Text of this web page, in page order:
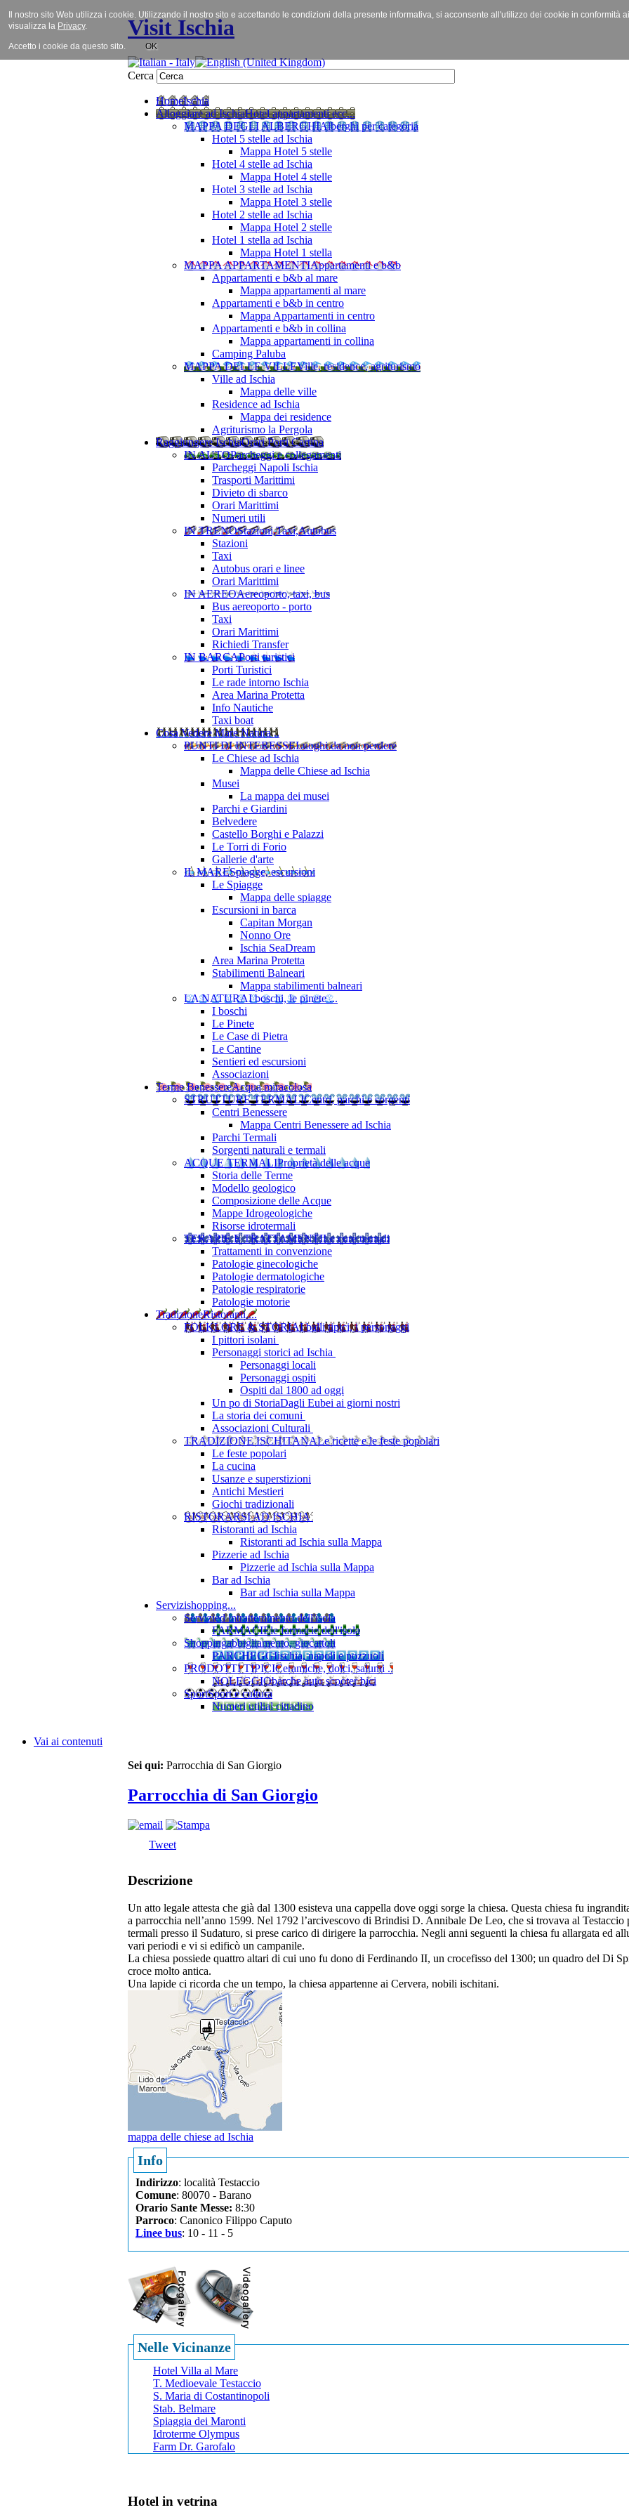
Visit Ischia
Cerca
HomeIschia
Alloggiare ad IschiaHotel appartamenti ecc...
MAPPA DEGLI ALBERGHIAlberghi per categoria
Hotel 5 stelle ad Ischia
Mappa Hotel 5 stelle
Hotel 4 stelle ad Ischia
Mappa Hotel 4 stelle
Hotel 3 stelle ad Ischia
Mappa Hotel 3 stelle
Hotel 2 stelle ad Ischia
Mappa Hotel 2 stelle
Hotel 1 stella ad Ischia
Mappa Hotel 1 stella
MAPPA APPARTAMENTIAppartamenti e b&b
Appartamenti e b&b al mare
Mappa appartamenti al mare
Appartamenti e b&b in centro
Mappa Appartamenti in centro
Appartamenti e b&b in collina
Mappa appartamenti in collina
Camping Paluba
MAPPA DELLE VILLEVille, residence, agriturismo
Ville ad Ischia
Mappa delle ville
Residence ad Ischia
Mappa dei residence
Agriturismo la Pergola
Raggiungere IschiaOrari Porti Cartina
IN AUTOParcheggi e collegamenti
Parcheggi Napoli Ischia
Trasporti Marittimi
Divieto di sbarco
Orari Marittimi
Numeri utili
IN TRENOStazioni,Taxi,Autobus
Stazioni
Taxi
Autobus orari e linee
Orari Marittimi
IN AEREOAereoporto, taxi, bus
Bus aereoporto - porto
Taxi
Orari Marittimi
Richiedi Transfer
IN BARCAPorti turistici
Porti Turistici
Le rade intorno Ischia
Area Marina Protetta
Info Nautiche
Taxi boat
Cosa VedereMare Natura ..
PUNTI DI INTERESSELuoghi da non perdere
Le Chiese ad Ischia
Mappa delle Chiese ad Ischia
Musei
La mappa dei musei
Parchi e Giardini
Belvedere
Castello Borghi e Palazzi
Le Torri di Forio
Gallerie d'arte
IL MARESpiagge, escursioni
Le Spiagge
Mappa delle spiagge
Escursioni in barca
Capitan Morgan
Nonno Ore
Ischia SeaDream
Area Marina Protetta
Stabilimenti Balneari
Mappa stabilimenti balneari
LA NATURAI boschi, le pinete ...
I boschi
Le Pinete
Le Case di Pietra
Le Cantine
Sentieri ed escursioni
Associazioni
Terme BenessereAcqua miracolosa
STRUTTURE TERMALICentri, parchi e sorgenti
Centri Benessere
Mappa Centri Benessere ad Ischia
Parchi Termali
Sorgenti naturali e termali
ACQUE TERMALIProprietà delle acque
Storia delle Terme
Modello geologico
Composizione delle Acque
Mappe Idrogeologiche
Risorse idrotermali
TERAPIE E TRATTAMENTILe cure termali
Trattamenti in convenzione
Patologie ginecologiche
Patologie dermatologiche
Patologie respiratorie
Patologie motorie
TradizioneRistoranti....
FOLKLORE & STORIAI balli tipici, i personaggi
I pittori isolani
Personaggi storici ad Ischia
Personaggi locali
Personaggi ospiti
Ospiti dal 1800 ad oggi
Un po di StoriaDagli Eubei ai giorni nostri
La storia dei comuni
Associazioni Culturali
TRADIZIONE ISCHITANALe ricette e le feste popolari
Le feste popolari
La cucina
Usanze e superstizioni
Antichi Mestieri
Giochi tradizionali
RISTORARSI AD ISCHIA
Ristoranti ad Ischia
Ristoranti ad Ischia sulla Mappa
Pizzerie ad Ischia
Pizzerie ad Ischia sulla Mappa
Bar ad Ischia
Bar ad Ischia sulla Mappa
Servizishopping...
Servizied intrattenimento dell'isola
FARMACIEle farmacie dell'isola
Shoppingabbigliamento, giocattoli
PARCHEGGIischia, napoli e pozzuoli
PRODOTTI TIPICICeramiche, dolci, salumi ..
NOLEGGIObarche auto scooter bici
SportSport e cultura
Numeri utilial cittadino
Vai ai contenuti
Sei qui: Parrocchia di San Giorgio
Parrocchia di San Giorgio
Tweet
Descrizione
Un atto legale attesta che già dal 1300 esisteva una cappella dove oggi sorge la chiesa. Questa chiesa fu
a parrocchia nell’anno 1599. Nel 1792 l’arcivescovo di Brindisi D. Annibale De Leo, che si trovava al Testaccio
termali presso il Sudaturo, si prese carico di dirigere la parrocchia. Negli anni seguenti la chiesa fu allargata ed
vari periodi e vi si edificò un campanile.
La chiesa possiede quattro altari di cui uno fu dono di Ferdinando II, un crocefisso del 1300; un quadro del Di
croce molto antica.
Una lapide ci ricorda che un tempo, la chiesa appartenne ai Cervera, nobili ischitani.
mappa delle chiese ad Ischia
Info
Indirizzo: località Testaccio
Comune: 80070 - Barano
Orario Sante Messe: 8:30
Parroco: Canonico Filippo Caputo
Linee bus: 10 - 11 - 5
Nelle Vicinanze
Hotel Villa al Mare
T. Medioevale Testaccio
S. Maria di Costantinopoli
Stab. Belmare
Spiaggia dei Maronti
Idroterme Olympus
Farm Dr. Garofalo
Hotel in vetrina
Il nostro sito Web utilizza i cookie. Utilizzando il nostro sito e accettando le condizioni della presente informativa, si acconsente all'utilizzo dei cookie in
visualizza la Privacy.
Accetto i cookie da questo sito. OK